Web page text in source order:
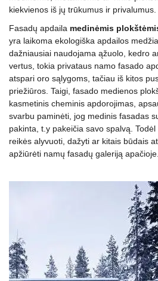
kiekvienos iš jų trūkumus ir privalumus.
Fasadų apdaila medinėmis
yra laikoma ekologiška apdailos
dažniausiai naudojama ąžuolo, kedro
vertus, tokia privataus namo fasado
atspari oro sąlygoms, tačiau iš kitos
priežiūros. Taigi, fasado medienos
kasmetinis cheminis apdorojimas,
svarbu paminėti, jog medinis fasadas
pakinta, t.y pakeičia savo spalvą.
reikės alyvuoti, dažyti ar kitais būdais
apžiūrėti namų fasadų galeriją apačioje.